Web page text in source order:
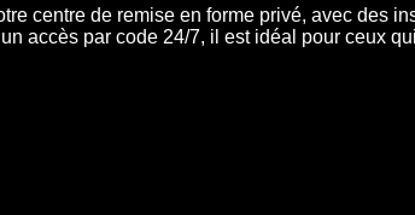
centre de remise en forme privé, avec des
accès par code 24/7, il est idéal pour ceux